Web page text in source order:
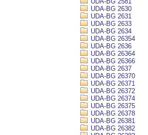
UDA-BG 2630
UDA-BG 2631
UDA-BG 2633
UDA-BG 2634
UDA-BG 26354
UDA-BG 2636
UDA-BG 26364
UDA-BG 26366
UDA-BG 2637
UDA-BG 26370
UDA-BG 26371
UDA-BG 26372
UDA-BG 26374
UDA-BG 26375
UDA-BG 26378
UDA-BG 26381
UDA-BG 26382